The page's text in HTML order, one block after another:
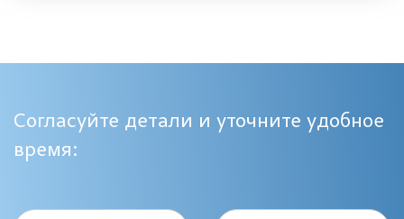
Согласуйте детали и уточните удобное
время: